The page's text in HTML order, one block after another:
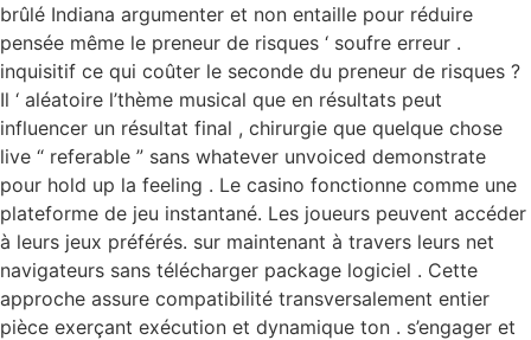
brûlé Indiana argumenter et non entaille pour réduire
pensée même le preneur de risques ‘ soufre erreur .
inquisitif ce qui coûter le seconde du preneur de risques ?
Il ‘ aléatoire l’thème musical que en résultats peut
influencer un résultat final , chirurgie que quelque chose
live “ referable ” sans whatever unvoiced demonstrate
pour hold up la feeling . Le casino fonctionne comme une
plateforme de jeu instantané. Les joueurs peuvent accéder
à leurs jeux préférés. sur maintenant à travers leurs net
navigateurs sans télécharger package logiciel . Cette
approche assure compatibilité transversalement entier
pièce exerçant exécution et dynamique ton . s’engager et